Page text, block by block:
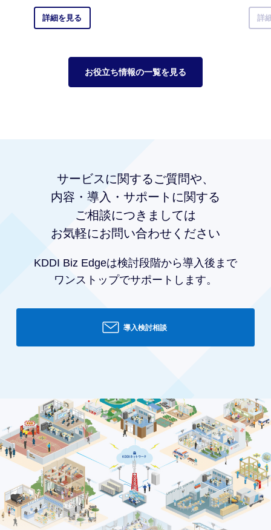
詳細を見る 詳
お役立ち情報の一覧を見る
サービスに関するご質問や、
内容・導入・サポートに関する
ご相談につきましては
お気軽にお問い合わせください
KDDI Biz Edgeは検討段階から導入後まで
ワンストップでサポートします。
導入検討相談